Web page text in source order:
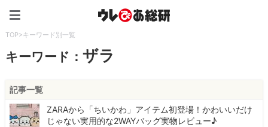
TOP>キーワード別一覧
キーワード：ザラ
記事一覧
ZARAから「ちいかわ」アイテム初登場！かわいいだけ
じゃない実用的な2WAYバッグ実物レビュー♪